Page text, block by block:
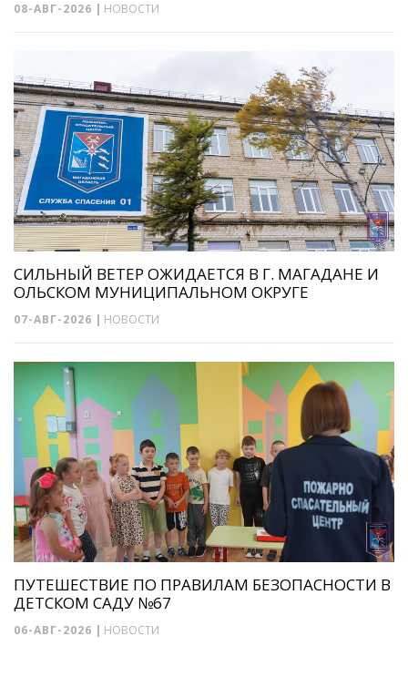
08-АВГ-2026 | НОВОСТИ
СИЛЬНЫЙ ВЕТЕР ОЖИДАЕТСЯ В Г. МАГАДАНЕ И
ОЛЬСКОМ МУНИЦИПАЛЬНОМ ОКРУГЕ
07-АВГ-2026 | НОВОСТИ
ПУТЕШЕСТВИЕ ПО ПРАВИЛАМ БЕЗОПАСНОСТИ В
ДЕТСКОМ САДУ №67
06-АВГ-2026 | НОВОСТИ